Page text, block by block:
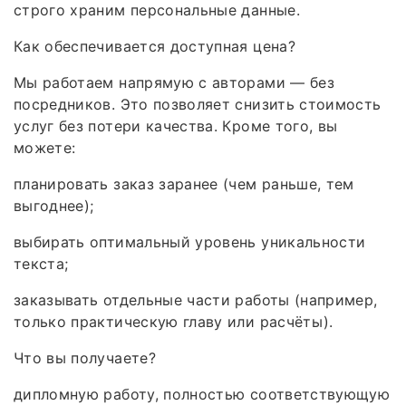
строго храним персональные данные.
Как обеспечивается доступная цена?
Мы работаем напрямую с авторами — без
посредников. Это позволяет снизить стоимость
услуг без потери качества. Кроме того, вы
можете:
планировать заказ заранее (чем раньше, тем
выгоднее);
выбирать оптимальный уровень уникальности
текста;
заказывать отдельные части работы (например,
только практическую главу или расчёты).
Что вы получаете?
дипломную работу, полностью соответствующую